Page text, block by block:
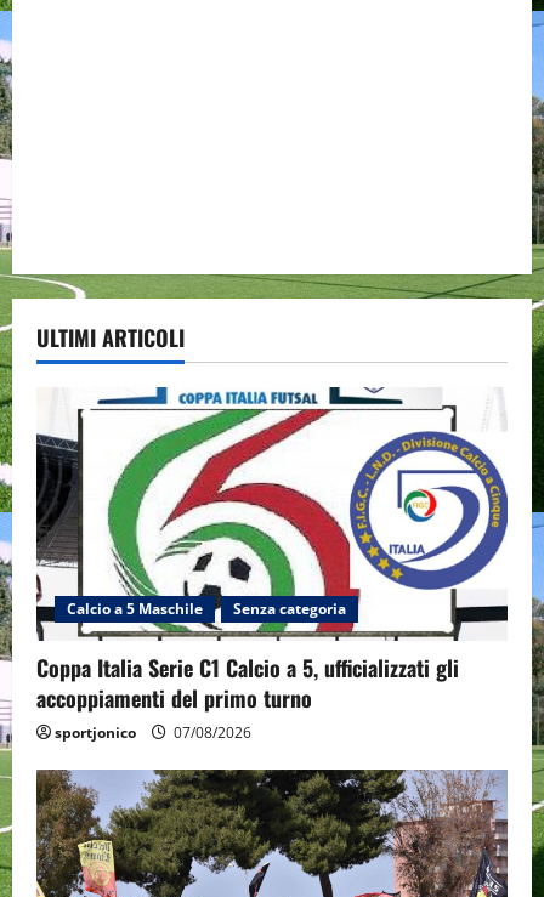
ULTIMI ARTICOLI
Calcio a 5 Maschile Senza categoria
Coppa Italia Serie C1 Calcio a 5, ufficializzati gli
accoppiamenti del primo turno
sportjonico 07/08/2026